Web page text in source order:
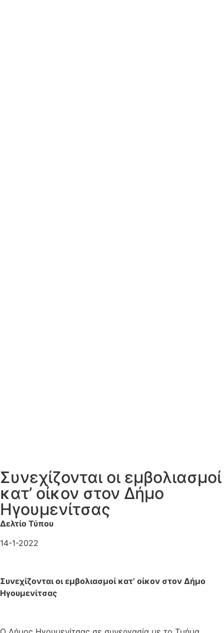
Συνεχίζονται οι εμβολιασμοί
κατ’ οίκον στον Δήμο
Ηγουμενίτσας
Δελτίο Τύπου
14-1-2022
Συνεχίζονται οι εμβολιασμοί κατ’ οίκον στον Δήμο
Ηγουμενίτσας